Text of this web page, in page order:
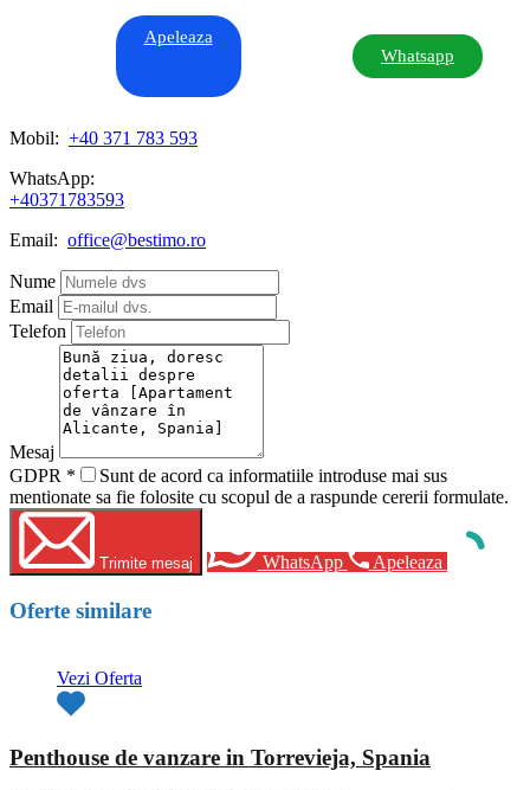
Apeleaza
Whatsapp
Mobil: +40 371 783 593
WhatsApp:
+40371783593
Email: office@bestimo.ro
Nume
Email
Telefon
Mesaj
GDPR *
Sunt de acord ca informatiile introduse mai sus
mentionate sa fie folosite cu scopul de a raspunde cererii formulate.
Trimite mesaj WhatsApp Apeleaza
Oferte similare
Vezi Oferta
Penthouse de vanzare in Torrevieja, Spania